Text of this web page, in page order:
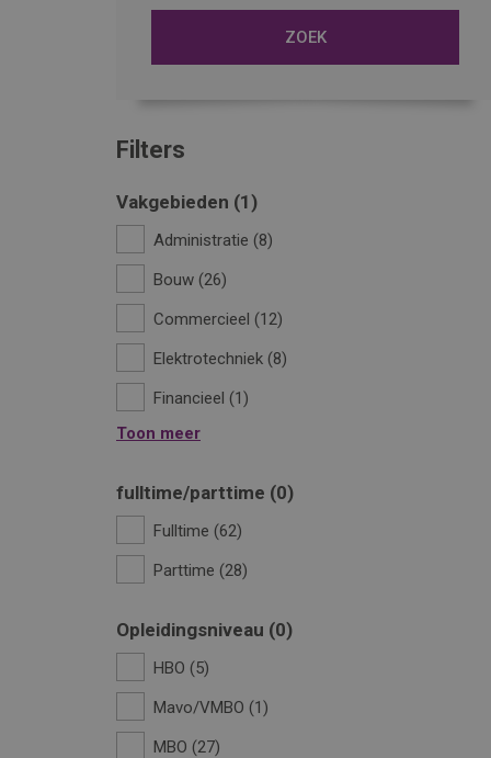
Filters
Vakgebieden 1
Administratie
8
Bouw 26
Commercieel
12
Elektrotechniek 8
Financieel
1
Toon meer
fulltime/parttime 0
Fulltime 62
Parttime 28
Opleidingsniveau 0
HBO
5
Mavo/VMBO
1
MBO 27